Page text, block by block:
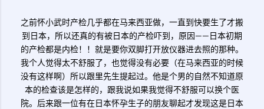
之前怀小武时产检几乎都在马来西亚做，一直到快要生了才搬
到日本，所以还真的有被日本的产检吓到，原因——日本初期
的产检都是内检！！就是要你双脚打开放仪器进去照的那种。
我个人觉得太不舒服了，也觉得没有必要（在马来西亚的时候
没有这样啊）所以跟里先生提起过。他是个男的自然不知道原
本的检查该是怎样的，跟我说如果我觉得不舒服可以换个医
院。后来跟一位有在日本怀孕生子的朋友聊起才发现这是日本